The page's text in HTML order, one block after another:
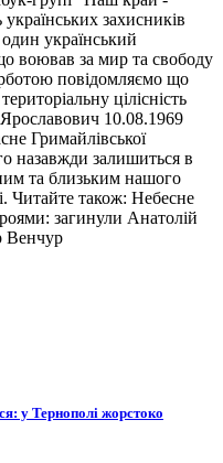
захисників
український
воював за мир та свободу
повідомляємо що
цілісність
10.08.1969
Гримайлівської
назавжди залишиться в
та близьким нашого
Читайте також: Небесне
загинули Анатолій
Венчур
у Тернополі жорстоко